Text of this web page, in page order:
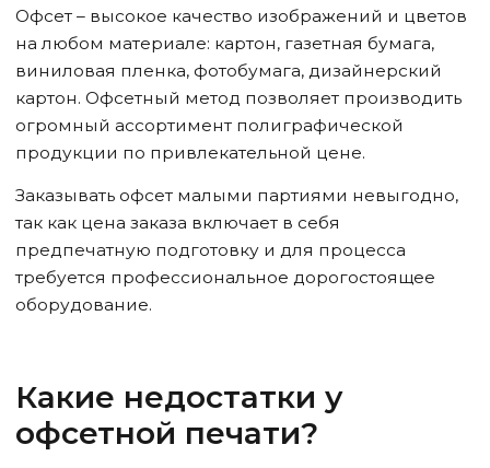
Офсет – высокое качество изображений и цветов
на любом материале: картон, газетная бумага,
виниловая пленка, фотобумага, дизайнерский
картон. Офсетный метод позволяет производить
огромный ассортимент полиграфической
продукции по привлекательной цене.
Заказывать офсет малыми партиями невыгодно,
так как цена заказа включает в себя
предпечатную подготовку и для процесса
требуется профессиональное дорогостоящее
оборудование.
Какие недостатки у
офсетной печати?